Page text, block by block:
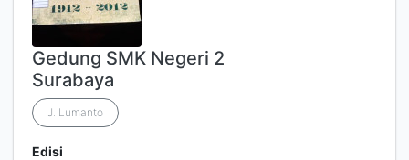
Gedung SMK Negeri 2
Surabaya
J. Lumanto
Edisi